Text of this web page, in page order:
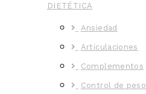
DIETÉTICA
Ansiedad
Articulaciones
Complementos
Control de peso